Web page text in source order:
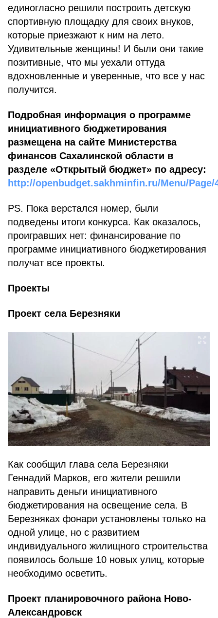
единогласно решили построить детскую
спортивную площадку для своих внуков,
которые приезжают к ним на лето.
Удивительные женщины! И были они такие
позитивные, что мы уехали оттуда
вдохновленные и уверенные, что все у нас
получится.
Подробная информация о программе
инициативного бюджетирования
размещена на сайте Министерства
финансов Сахалинской области в
разделе «Открытый бюджет» по адресу:
http://openbudget.sakhminfin.ru/Menu/Page/
PS. Пока верстался номер, были
подведены итоги конкурса. Как оказалось,
проигравших нет: финансирование по
программе инициативного бюджетирования
получат все проекты.
Проекты
Проект села Березняки
Как сообщил глава села Березняки
Геннадий Марков, его жители решили
направить деньги инициативного
бюджетирования на освещение села. В
Березняках фонари установлены только на
одной улице, но с развитием
индивидуального жилищного строительства
появилось больше 10 новых улиц, которые
необходимо осветить.
Проект планировочного района Ново-
Александровск